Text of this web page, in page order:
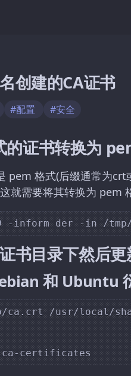
创建的CA证书
#配置 #安全
证书转换为
pem 格式(后缀通常为
就需要将其转换为 pem
书目录下然后
和 Ubuntu
ca.crt /usr/local/